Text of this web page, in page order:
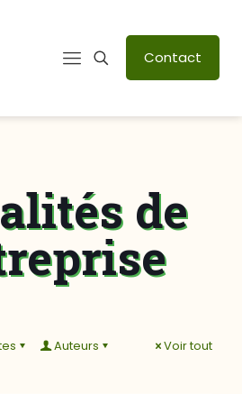
Contact
de
Auteurs Voir tout